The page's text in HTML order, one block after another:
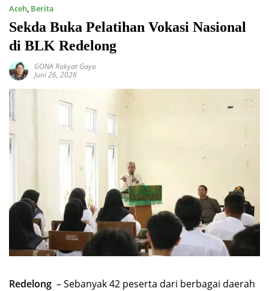
Aceh, Berita
Sekda Buka Pelatihan Vokasi Nasional
di BLK Redelong
GONA Rakyat Gayo
Juni 26, 2026
Redelong – Sebanyak 42 peserta dari berbagai daerah